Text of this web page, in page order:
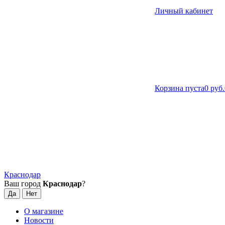
Личный кабинет
Корзина пуста0 руб.
Краснодар
Ваш город Краснодар?
О магазине
Новости